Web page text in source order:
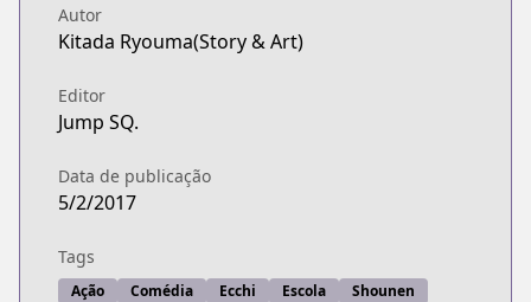
Autor
Kitada Ryouma(Story & Art)
Editor
Jump SQ.
Data de publicação
5/2/2017
Tags
Ação Comédia Ecchi Escola
Shounen